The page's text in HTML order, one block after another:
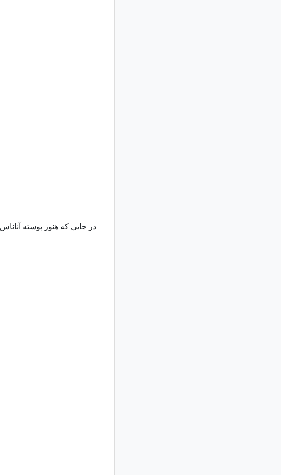
در جایی که هنوز پوسته